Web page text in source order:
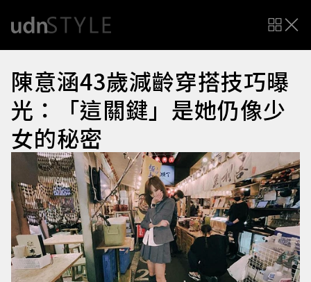
陳意涵43歲減齡穿搭技巧曝
光：「這關鍵」是她仍像少
女的秘密